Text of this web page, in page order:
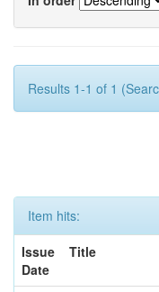
Results 1-1 of 1
Item hits:
Issue
Date
Title